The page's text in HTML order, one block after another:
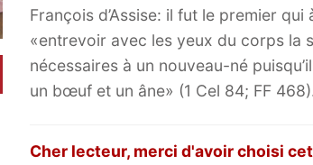
François d’Assise: il fut le premier
«entrevoir avec les yeux du corps la
nécessaires à un nouveau-né
un bœuf et un âne» (1 Cel 84; FF
Cher lecteur, merci d'avoir choisi